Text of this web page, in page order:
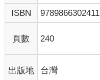
ISBN
9789866302411
頁數 240
出版地 台灣